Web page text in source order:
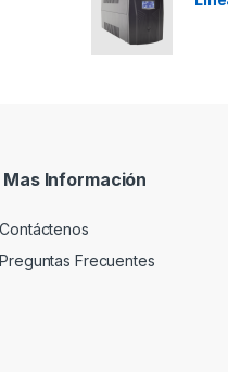
Mas Información
Contáctenos
Preguntas Frecuentes